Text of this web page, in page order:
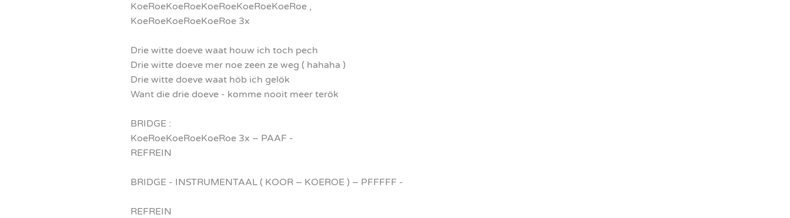
KoeRoeKoeRoeKoeRoeKoeRoeKoeRoe ,
KoeRoeKoeRoeKoeRoe 3x
Drie witte doeve waat houw ich toch pech
Drie witte doeve mer noe zeen ze weg ( hahaha )
Drie witte doeve waat höb ich gelök
Want die drie doeve - komme nooit meer terök
BRIDGE :
KoeRoeKoeRoeKoeRoe 3x – PAAF -
REFREIN
BRIDGE - INSTRUMENTAAL ( KOOR – KOEROE ) – PFFFFF -
REFREIN